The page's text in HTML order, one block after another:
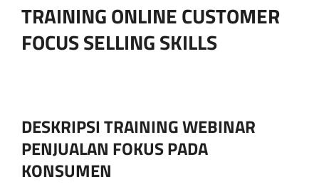
TRAINING ONLINE CUSTOMER
FOCUS SELLING SKILLS
DESKRIPSI TRAINING WEBINAR
PENJUALAN FOKUS PADA
KONSUMEN